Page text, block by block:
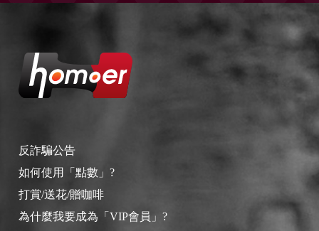
反詐騙公告
如何使用「點數」?
打賞/送花/贈咖啡
為什麼我要成為「VIP會員」?